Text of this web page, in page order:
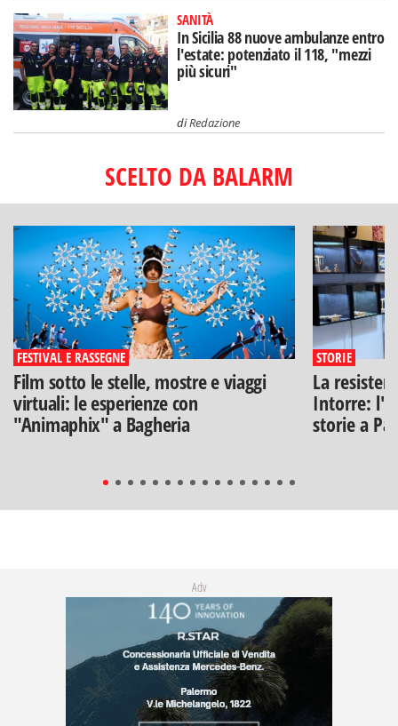
SANITÀ
In Sicilia 88 nuove ambulanze entro
l'estate: potenziato il 118, "mezzi
più sicuri"
diRedazione
SCELTO DA BALARM
FESTIVAL E RASSEGNE
Film sotto le stelle, mostre e viaggi
virtuali: le esperienze con
"Animaphix" a Bagheria
STORIE
La
Intorre:
storie a
Adv